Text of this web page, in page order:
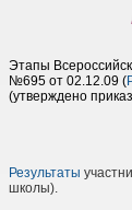
Этапы
№695 от 02.12.09 (
(утверждено
Результаты
школы).